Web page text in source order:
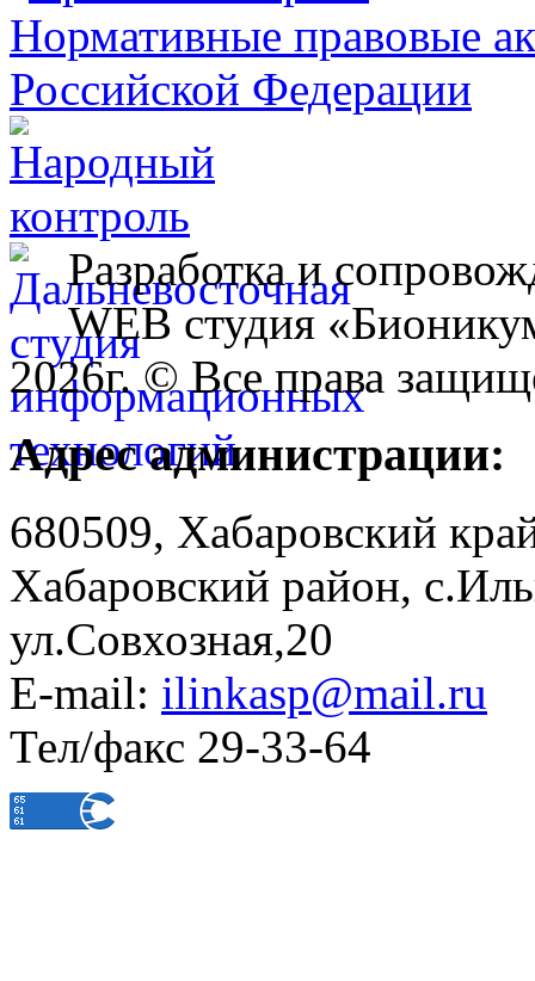
Разработка и
WEB студия
2026г. © Все права
Адрес администрации:
680509, Хабаровский
Хабаровский район,
ул.Совхозная,20
E-mail: ilinkasp@mail.ru
Тел/факс 29-33-64